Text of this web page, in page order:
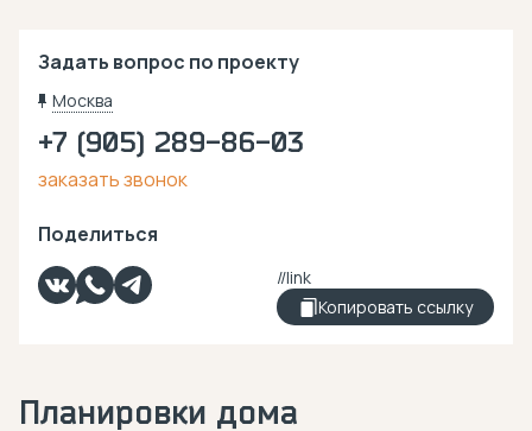
Задать вопрос по проекту
Москва
+7 (905) 289-86-03
заказать звонок
Поделиться
Копировать ссылку
Планировки дома